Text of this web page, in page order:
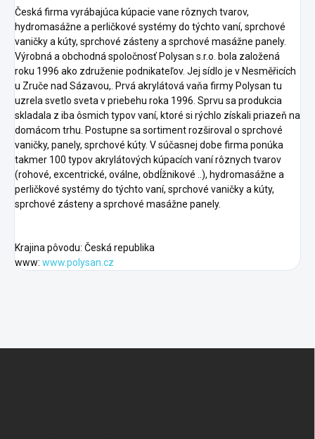
Česká firma vyrábajúca kúpacie vane rôznych tvarov,
hydromasážne a perličkové systémy do týchto vaní, sprchové
vaničky a kúty, sprchové zásteny a sprchové masážne panely.
Výrobná a obchodná spoločnosť Polysan s.r.o. bola založená
roku 1996 ako združenie podnikateľov. Jej sídlo je v Nesměřicích
u Zruče nad Sázavou,. Prvá akrylátová vaňa firmy Polysan tu
uzrela svetlo sveta v priebehu roka 1996. Sprvu sa produkcia
skladala z iba ôsmich typov vaní, ktoré si rýchlo získali priazeň na
domácom trhu. Postupne sa sortiment rozširoval o sprchové
vaničky, panely, sprchové kúty. V súčasnej dobe firma ponúka
takmer 100 typov akrylátových kúpacích vaní rôznych tvarov
(rohové, excentrické, oválne, obdĺžnikové ..), hydromasážne a
perličkové systémy do týchto vaní, sprchové vaničky a kúty,
sprchové zásteny a sprchové masážne panely.
Krajina pôvodu: Česká republika
www: www.polysan.cz